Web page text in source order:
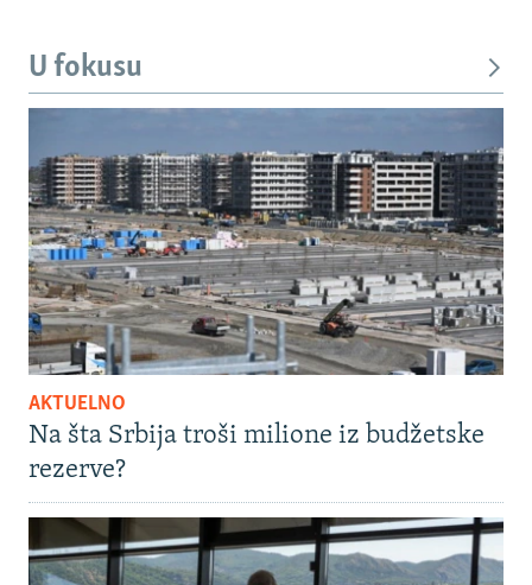
U fokusu
AKTUELNO
Na šta Srbija troši milione iz budžetske
rezerve?